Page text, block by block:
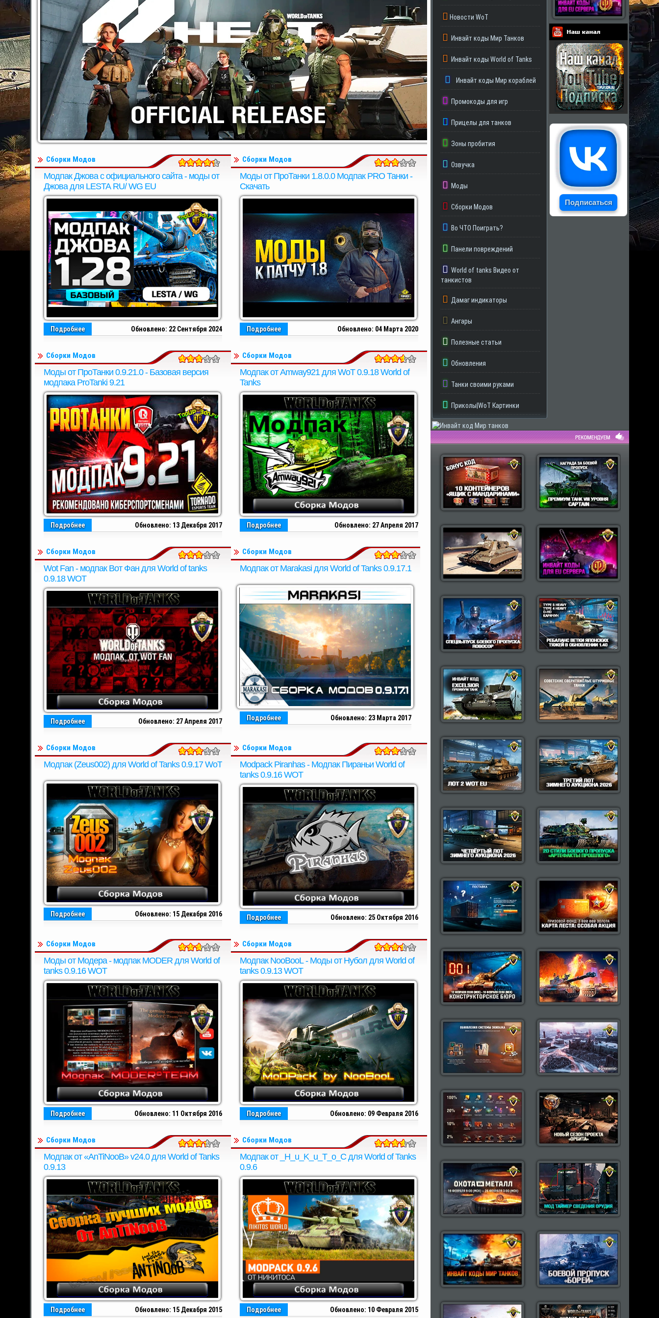
Партнеры
Подписаться
Новости WoT
Инвайт коды Мир Танков
Инвайт коды World of Tanks
Инвайт коды Мир кораблей
Промокоды для игр
Прицелы для танков
Зоны пробития
Озвучка
Моды
Сборки Модов
Во ЧТО Поиграть?
Панели повреждений
World of tanks Видео от
танкистов
Дамаг индикаторы
Ангары
Полезные статьи
Обновления
Танки своими руками
Приколы|WoT Картинки
Популярные моды Wot
Сборки Модов
Модпак Джова с официального сайта - моды от
Джова для LESTA RU/ WG EU
Обновлено: 22 Сентября 2024
Подробнее
Сборки Модов
Моды от ПроТанки 1.8.0.0 Модпак PRO Танки -
Скачать
Обновлено: 04 Марта 2020
Подробнее
Сборки Модов
Моды от ПроТанки 0.9.21.0 - Базовая версия
модпака ProTanki 9.21
Обновлено: 13 Декабря 2017
Подробнее
Сборки Модов
Модпак от Amway921 для WoT 0.9.18 World of
Tanks
Обновлено: 27 Апреля 2017
Подробнее
Сборки Модов
Wot Fan - модпак Вот Фан для World of tanks
0.9.18 WOT
Обновлено: 27 Апреля 2017
Подробнее
Сборки Модов
Модпак от Marakasi для World of Tanks 0.9.17.1
Обновлено: 23 Марта 2017
Подробнее
Сборки Модов
Модпак (Zeus002) для World of Tanks 0.9.17 WoT
Обновлено: 15 Декабря 2016
Подробнее
Сборки Модов
Modpack Piranhas - Модпак Пираньи World of
tanks 0.9.16 WOT
Обновлено: 25 Октября 2016
Подробнее
Сборки Модов
Моды от Модера - модпак MODER для World of
tanks 0.9.16 WOT
Обновлено: 11 Октября 2016
Подробнее
Сборки Модов
Модпак NooBooL - Моды от Нубол для World of
tanks 0.9.13 WOT
Обновлено: 09 Февраля 2016
Подробнее
Сборки Модов
Модпак от «AnTiNooB» v24.0 для World of Tanks
0.9.13
Обновлено: 15 Декабря 2015
Подробнее
Сборки Модов
Модпак от _H_u_K_u_T_o_C для World of Tanks
0.9.6
Обновлено: 10 Февраля 2015
Подробнее